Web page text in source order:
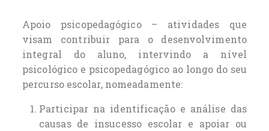
Apoio psicopedagógico – atividades que
visam contribuir para o desenvolvimento
integral do aluno, intervindo a nível
psicológico e psicopedagógico ao longo do seu
percurso escolar, nomeadamente:
Participar na identificação e análise das
causas de insucesso escolar e apoiar ou